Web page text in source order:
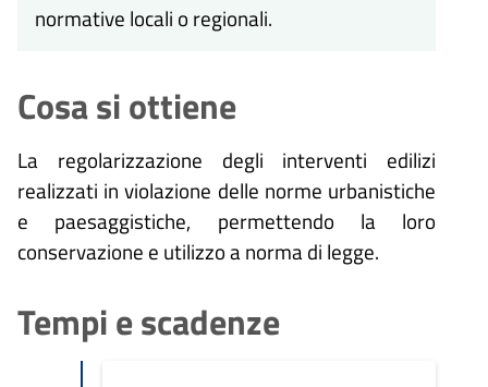
normative locali o regionali.
Cosa si ottiene
La regolarizzazione degli interventi edilizi
realizzati in violazione delle norme urbanistiche
e paesaggistiche, permettendo la loro
conservazione e utilizzo a norma di legge.
Tempi e scadenze